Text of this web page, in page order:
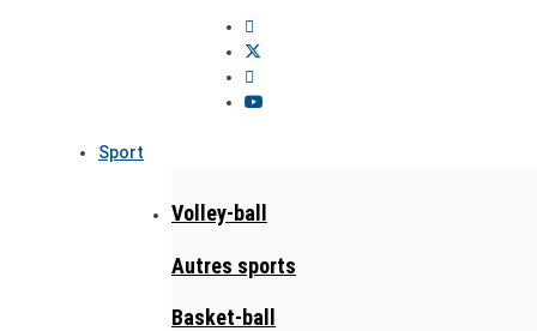
Sport
Volley-ball
Autres sports
Basket-ball